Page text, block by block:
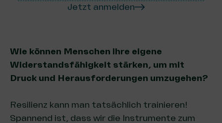
Jetzt anmelden
Wie können Menschen ihre eigene
Widerstandsfähigkeit stärken, um mit
Druck und Herausforderungen umzugehen?
Resilienz kann man tatsächlich trainieren!
Spannend ist, dass wir die Instrumente zum